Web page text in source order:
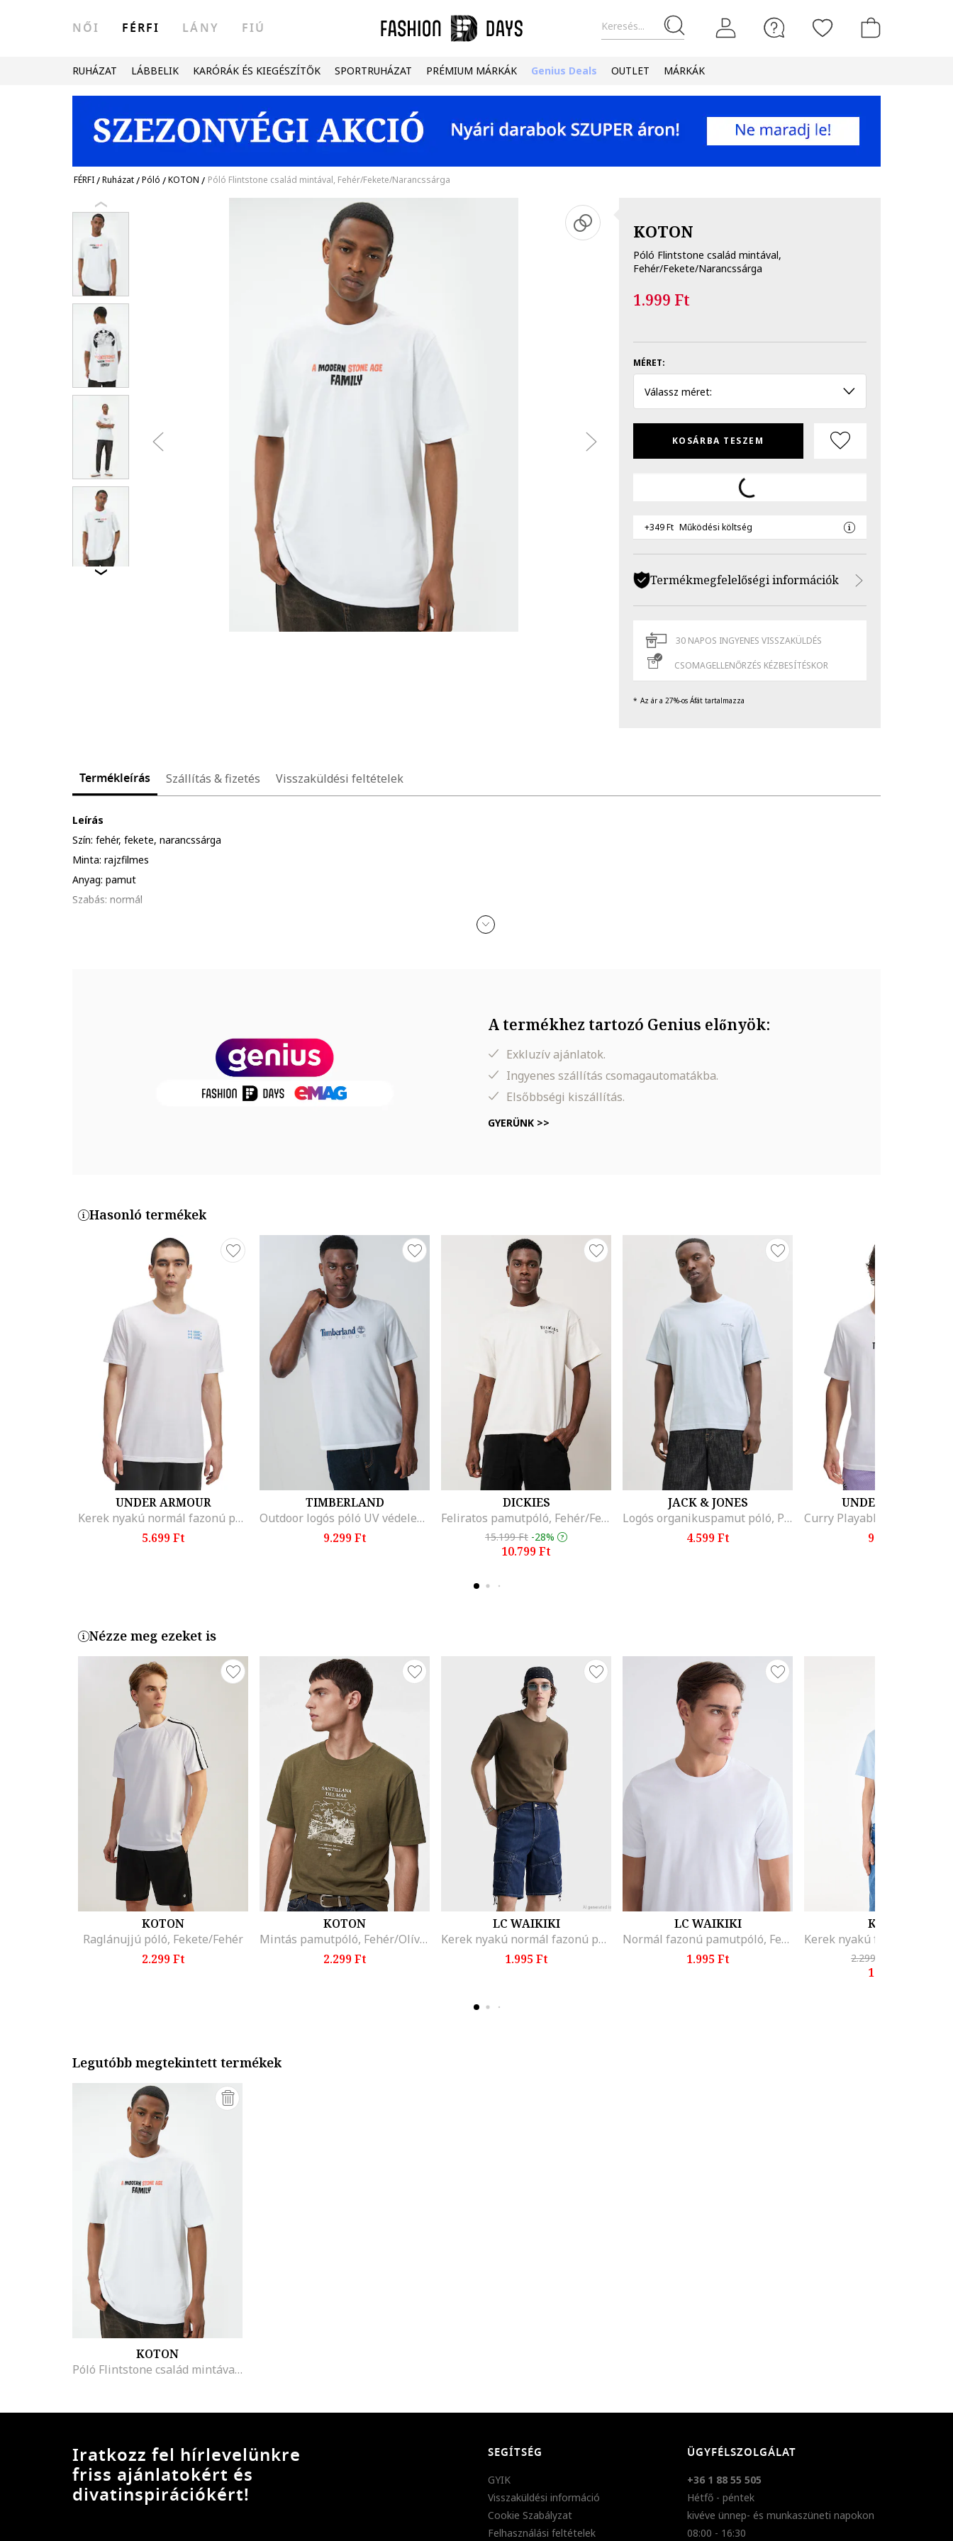
Keresés...
NŐI FÉRFI LÁNY FIÚ
RUHÁZAT LÁBBELIK KARÓRÁK ÉS KIEGÉSZÍTŐK SPORTRUHÁZAT PRÉMIUM MÁRKÁK Genius Deals OUTLET MÁRKÁK
FÉRFI/Ruházat/Póló /KOTON / Póló Flintstone család mintával, Fehér/Fekete/Narancssárga
KOTON
Póló Flintstone család mintával,
Fehér/Fekete/Narancssárga
1.999 Ft
MÉRET:
Válassz méret:
KOSÁRBA TESZEM
+349 Ft Működési költség
Termékmegfelelőségi információk
30 NAPOS INGYENES VISSZAKÜLDÉS
CSOMAGELLENŐRZÉS KÉZBESÍTÉSKOR
Az ár a 27%-os Áfát tartalmazza
Termékleírás Szállítás & fizetés Visszaküldési feltételek
Leírás
Szín: fehér, fekete, narancssárga
Minta: rajzfilmes
Anyag: pamut
Szabás: normál
A modellen látható termék mérete: M.
Modell méretei: Magasság: 182 cm, Mellbőség: 95 cm, Derék: 74 cm, Csípő: 97 cm
A termékhez tartozó Genius előnyök:
Exkluzív ajánlatok.
Ingyenes szállítás csomagautomatákba.
Elsőbbségi kiszállítás.
GYERÜNK >>
Hasonló termékek
UNDER ARMOUR
Kerek nyakú normál fazonú póló, Fehér/Kék
5.699 Ft
TIMBERLAND
Outdoor logós póló UV védelemmel, Fehér/Tengerészkék
9.299 Ft
DICKIES
Feliratos pamutpóló, Fehér/Fekete
15.199 Ft -28%
10.799 Ft
JACK & JONES
Logós organikuspamut póló, Pasztellkék
4.599 Ft
UNDER ARMOUR
9.299 Ft
Nézze meg ezeket is
KOTON
Raglánujjú póló, Fekete/Fehér
2.299 Ft
KOTON
Mintás pamutpóló, Fehér/Olívazöld
2.299 Ft
LC WAIKIKI
Kerek nyakú normál fazonú póló, Fangóbarna
1.995 Ft
LC WAIKIKI
Normál fazonú pamutpóló, Fehér
1.995 Ft
KOTON
2.299 Ft
1.699 Ft
Legutóbb megtekintett termékek
KOTON
Póló Flintstone család mintával, Fehér/Fekete/Narancssárga
Iratkozz fel hírlevelünkre
friss ajánlatokért és
divatinspirációkért!
SEGÍTSÉG
GYIK
Visszaküldési információ
Cookie Szabályzat
Felhasználási feltételek
ÜGYFÉLSZOLGÁLAT
+36 1 88 55 505
Hétfő - péntek
kivéve ünnep- és munkaszüneti napokon
08:00 - 16:30